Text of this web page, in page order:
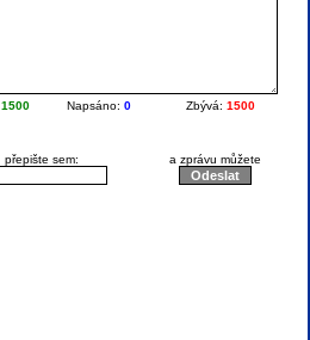
1500 Napsáno: 0 Zbývá: 1500
přepište sem: a zprávu můžete